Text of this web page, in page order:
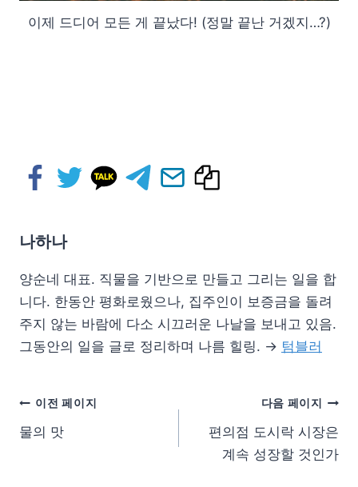
이제 드디어 모든 게 끝났다! (정말 끝난 거겠지…?)
나하나
양순네 대표. 직물을 기반으로 만들고 그리는 일을 합
니다. 한동안 평화로웠으나, 집주인이 보증금을 돌려
주지 않는 바람에 다소 시끄러운 나날을 보내고 있음.
그동안의 일을 글로 정리하며 나름 힐링. → 텀블러
이전 페이지
물의 맛
다음 페이지
편의점 도시락 시장은
계속 성장할 것인가